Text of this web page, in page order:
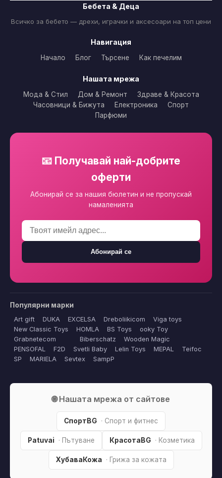
Бебета & Деца
Всичко за бебето — дрехи, играчки и аксесоари на топ цени
Навигация
Начало Блог Търсене Как печелим
Нашата мрежа
Мода & Стил Дом & Ремонт
Здраве & Красота
Часовници & Бижута
Електроника
Спорт
Парфюми
📧 Получавай най-добрите
оферти
Абонирай се за нашия бюлетин и не пропускай
намаленията
Абонирай се
Популярни марки
Art gift DUKA EXCELSA Dreboliikicom
Viga toys
New Classic Toys
HOMLA BS Toys
ooky Toy
Grabnetecom
Biberschatz
Wooden Magic
PENSOFAL
F2D Svetli Baby Lelin Toys MEPAL
Teifoc
SP
MARIELA Sevtex SampP
🌐 Нашата мрежа от сайтове
СпортBG · Спорт и фитнес
Patuvai · Пътуване КрасотаBG · Козметика
ХубаваКожа · Грижа за кожата